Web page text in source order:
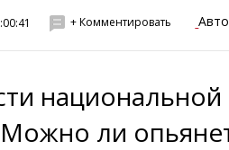
+ Комментировать
национальной
ли